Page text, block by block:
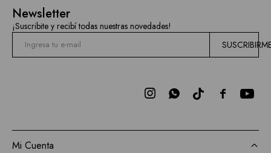
Newsletter
¡Suscribite y recibí todas nuestras novedades!

 
Mi Cuenta